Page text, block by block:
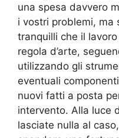
una spesa davvero
i vostri problemi,
tranquilli che il
regola d’arte,
utilizzando gli
eventuali
nuovi fatti a posta
intervento. Alla luce
lasciate nulla al